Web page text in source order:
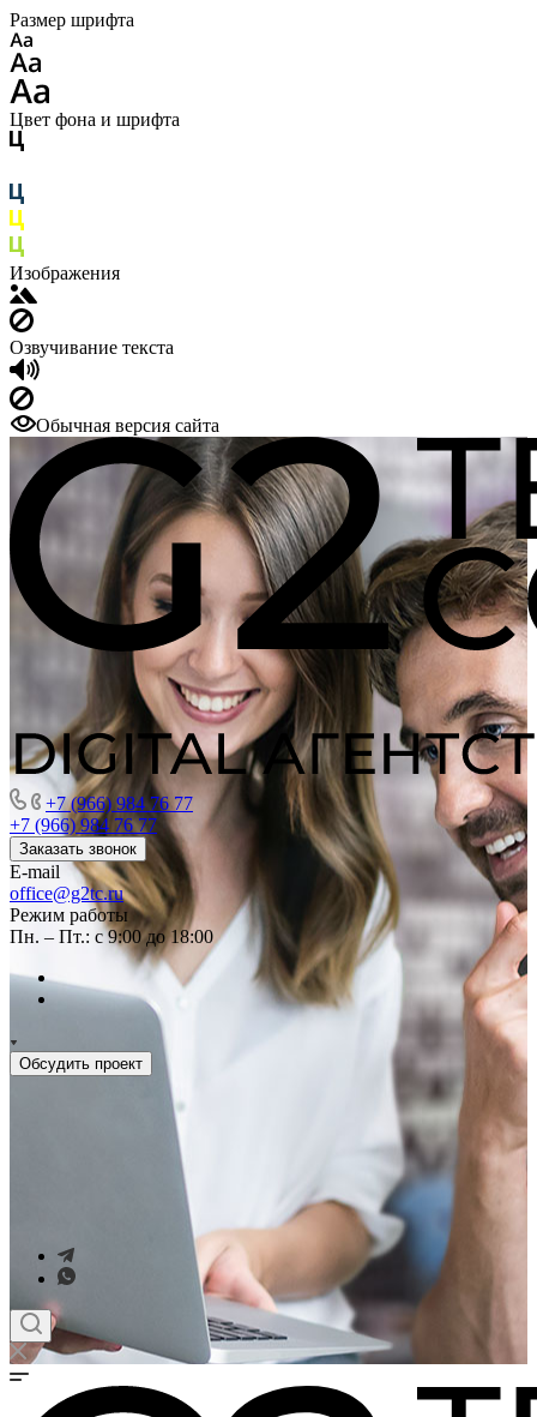
Размер шрифта
Цвет фона и шрифта
Изображения
Озвучивание текста
Обычная версия сайта
+7 (966) 984 76 77
+7 (966) 984 76 77
Заказать звонок
E-mail
office@g2tc.ru
Режим работы
Пн. – Пт.: с 9:00 до 18:00
Обсудить проект